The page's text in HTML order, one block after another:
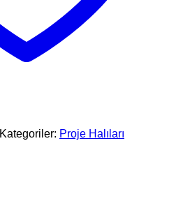
Kategoriler: Proje Halıları